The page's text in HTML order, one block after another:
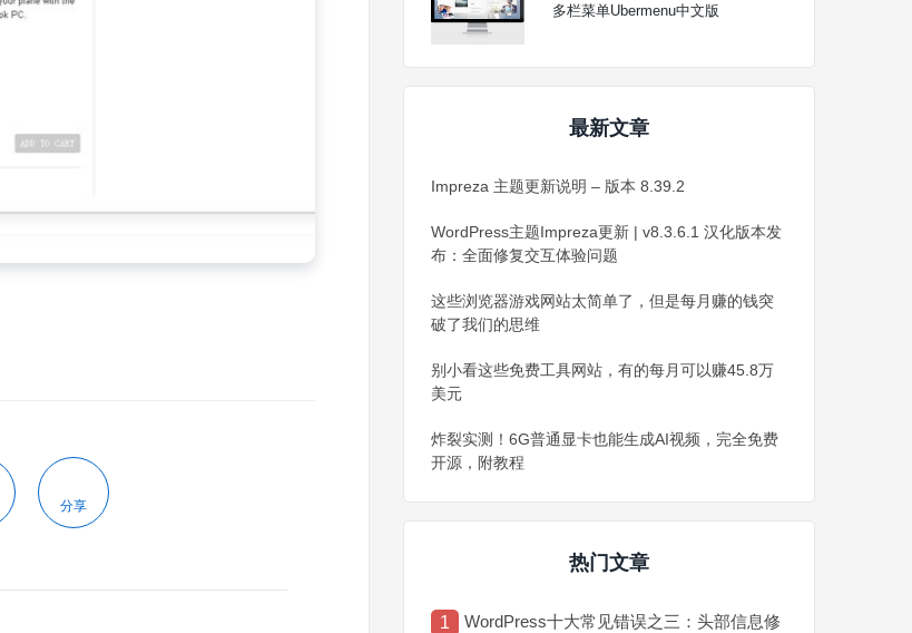
分享
多栏菜单Ubermenu中文版
最新文章
Impreza 主题更新说明 – 版本 8.39.2
WordPress主题Impreza更新 | v8.3.6.1 汉化版本发
布：全面修复交互体验问题
这些浏览器游戏网站太简单了，但是每月赚的钱突
破了我们的思维
别小看这些免费工具网站，有的每月可以赚45.8万
美元
炸裂实测！6G普通显卡也能生成AI视频，完全免费
开源，附教程
热门文章
1
WordPress十大常见错误之三：头部信息修